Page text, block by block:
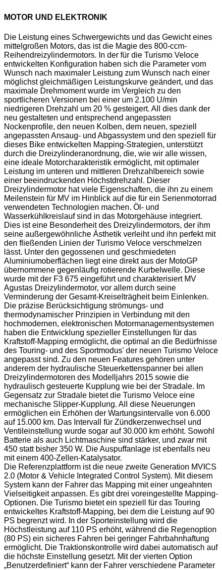
MOTOR UND ELEKTRONIK
Die Leistung eines Schwergewichts und das Gewicht eines
mittelgroßen Motors, das ist die Magie des 800-ccm-
Reihendreizylindermotors. In der für die Turismo Veloce
entwickelten Konfiguration haben sich die Parameter vom
Wunsch nach maximaler Leistung zum Wunsch nach einer
möglichst gleichmäßigen Leistungskurve geändert, und das
maximale Drehmoment wurde im Vergleich zu den
sportlicheren Versionen bei einer um 2.100 U/min
niedrigeren Drehzahl um 20 % gesteigert. All dies dank der
neu gestalteten und entsprechend angepassten
Nockenprofile, den neuen Kolben, dem neuen, speziell
angepassten Ansaug- und Abgassystem und den speziell für
dieses Bike entwickelten Mapping-Strategien, unterstützt
durch die Dreizylinderanordnung, die, wie wir alle wissen,
eine ideale Motorcharakteristik ermöglicht, mit optimaler
Leistung im unteren und mittleren Drehzahlbereich sowie
einer beeindruckenden Höchstdrehzahl. Dieser
Dreizylindermotor hat viele Eigenschaften, die ihn zu einem
Meilenstein für MV im Hinblick auf die für ein Serienmotorrad
verwendeten Technologien machen. Öl- und
Wasserkühlkreislauf sind in das Motorgehäuse integriert.
Dies ist eine Besonderheit des Dreizylindermotors, der ihm
seine außergewöhnliche Ästhetik verleiht und ihn perfekt mit
den fließenden Linien der Turismo Veloce verschmelzen
lässt. Unter den gegossenen und geschmiedeten
Aluminiumoberflächen liegt eine direkt aus der MotoGP
übernommene gegenläufig rotierende Kurbelwelle. Diese
wurde mit der F3 675 eingeführt und charakterisiert MV
Agustas Dreizylindermotor, vor allem durch seine
Verminderung der Gesamt-Kreiselträgheit beim Einlenken.
Die präzise Berücksichtigung strömungs- und
thermodynamischer Prinzipien in Verbindung mit den
hochmodernen, elektronischen Motormanagementsystemen
haben die Entwicklung spezieller Einstellungen für das
Kraftstoff-Mapping ermöglicht, die optimal an die Bedürfnisse
des Touring- und des Sportmodus' der neuen Turismo Veloce
angepasst sind. Zu den neuen Features gehören unter
anderem der hydraulische Steuerkettenspanner bei allen
Dreizylindermotoren des Modelljahrs 2015 sowie die
hydraulisch gesteuerte Kupplung wie bei der Stradale. Im
Gegensatz zur Stradale bietet die Turismo Veloce eine
mechanische Slipper-Kupplung. All diese Neuerungen
ermöglichen ein Erhöhen der Wartungsintervalle von 6.000
auf 15.000 km. Das Intervall für Zündkerzenwechsel und
Ventileinstellung wurde sogar auf 30.000 km erhöht. Sowohl
Batterie als auch Lichtmaschine sind stärker, und zwar mit
450 statt bisher 350 W. Die Auspuffanlage ist ebenfalls neu
mit einem 400-Zellen-Katalysator.
Die Referenzplattform ist die neue zweite Generation MVICS
2.0 (Motor & Vehicle Integrated Control System). Mit diesem
System kann der Fahrer das Mapping mit einer ungeahnten
Vielseitigkeit anpassen. Es gibt drei voreingestellte Mapping-
Optionen. Die Turismo bietet ein speziell für das Touring
entwickeltes Kraftstoff-Mapping, bei dem die Leistung auf 90
PS begrenzt wird. In der Sporteinstellung wird die
Höchstleistung auf 110 PS erhöht, während die Regenoption
(80 PS) ein sicheres Fahren bei geringer Fahrbahnhaftung
ermöglicht. Die Traktionskontrolle wird dabei automatisch auf
die höchste Einstellung gesetzt. Mit der vierten Option
„Benutzerdefiniert“ kann der Fahrer verschiedene Parameter